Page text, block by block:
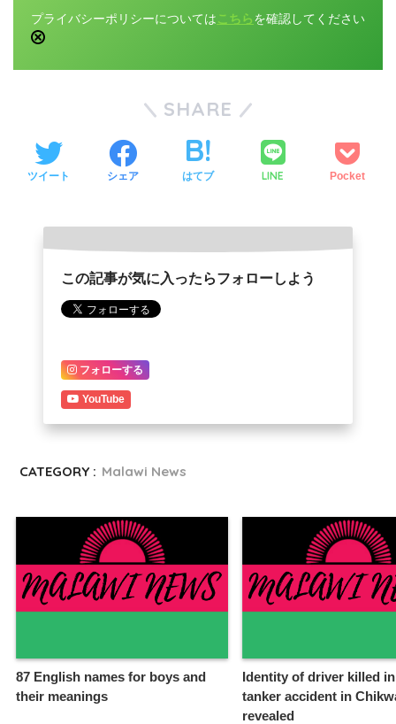
プライバシーポリシーについては こちら を確認してください
SHARE
ツイート シェア はてブ LINE Pocket
この記事が気に入ったらフォローしよう
フォローする
YouTube
CATEGORY : Malawi News
87 English names for boys and
their meanings
Identity of driver killed
tanker accident in
revealed